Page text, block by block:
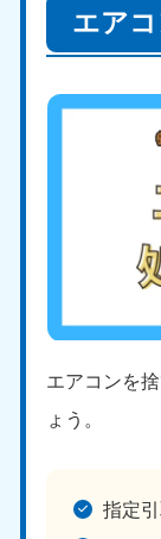
エア
エアコンを
ょう。
指定
北海
050-
050-
9:00〜19:00
050-
9:00〜